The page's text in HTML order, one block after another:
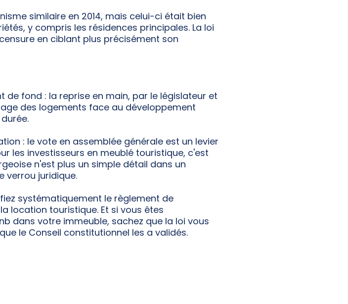
similaire en 2014, mais celui-ci était bien
y compris les résidences principales. La loi
en ciblant plus précisément son
fond : la reprise en main, par le législateur et
des logements face au développement
: le vote en assemblée générale est un levier
les investisseurs en meublé touristique, c'est
n'est plus un simple détail dans un
verrou juridique.
systématiquement le règlement de
location touristique. Et si vous êtes
dans votre immeuble, sachez que la loi vous
le Conseil constitutionnel les a validés.